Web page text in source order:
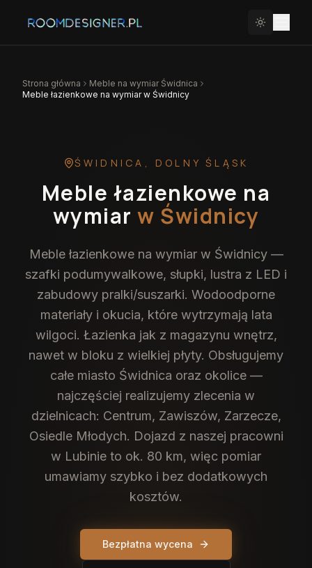
Strona główna Meble na wymiar Świdnica
Meble łazienkowe na wymiar w Świdnicy
ŚWIDNICA , DOLNY ŚLĄSK
Meble łazienkowe na
wymiar w Świdnicy
Meble łazienkowe na wymiar w Świdnicy —
szafki podumywalkowe, słupki, lustra z LED i
zabudowy pralki/suszarki. Wodoodporne
materiały i okucia, które wytrzymają lata
wilgoci. Łazienka jak z magazynu wnętrz,
nawet w bloku z wielkiej płyty. Obsługujemy
całe miasto Świdnica oraz okolice —
najczęściej realizujemy zlecenia w
dzielnicach: Centrum, Zawiszów, Zarzecze,
Osiedle Młodych. Dojazd z naszej pracowni
w Lubinie to ok. 80 km, więc pomiar
umawiamy szybko i bez dodatkowych
kosztów.
Bezpłatna wycena